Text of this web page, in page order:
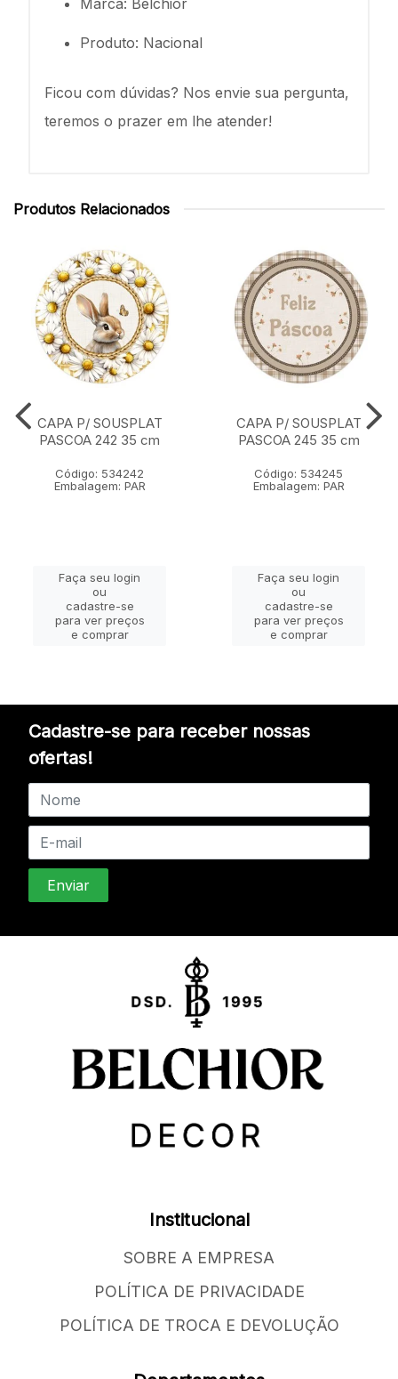
Marca: Belchior
Produto: Nacional
Ficou com dúvidas? Nos envie sua pergunta,
teremos o prazer em lhe atender!
Produtos Relacionados
CAPA P/ SOUSPLAT
PASCOA 242 35 cm
Código: 534242
Embalagem: PAR
Faça seu login
ou
cadastre-se
para ver preços
e comprar
CAPA P/ SOUSPLAT
PASCOA 245 35 cm
Código: 534245
Embalagem: PAR
Faça seu login
ou
cadastre-se
para ver preços
e comprar
Cadastre-se para receber nossas
ofertas!
Institucional
SOBRE A EMPRESA
POLÍTICA DE PRIVACIDADE
POLÍTICA DE TROCA E DEVOLUÇÃO